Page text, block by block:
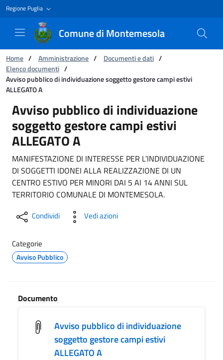
Regione Puglia
Comune di Montemesola
Ti trovi in:
Home / Amministrazione / Documenti e dati /
Elenco documenti /
Avviso pubblico di individuazione soggetto gestore campi estivi
ALLEGATO A
Avviso pubblico di individuazione soggetto
Avviso pubblico di individuazione
soggetto gestore campi estivi
ALLEGATO A
MANIFESTAZIONE DI INTERESSE PER L’INDIVIDUAZIONE
DI SOGGETTI IDONEI ALLA REALIZZAZIONE DI UN
CENTRO ESTIVO PER MINORI DAI 5 AI 14 ANNI SUL
TERRITORIO COMUNALE DI MONTEMESOLA.
Condividi Vedi azioni
Categorie
Avviso Pubblico
Documento
Avviso pubblico di individuazione
soggetto gestore campi estivi
ALLEGATO A